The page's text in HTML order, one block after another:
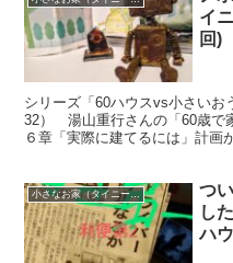
イ
回)
シリーズ「60ハウスvs小さいお
32） 湯山重行さんの「60歳で
６章「実際に建てるには」計画
小さなお家（タイニーハウス）で暮らす
つ
し
ハ